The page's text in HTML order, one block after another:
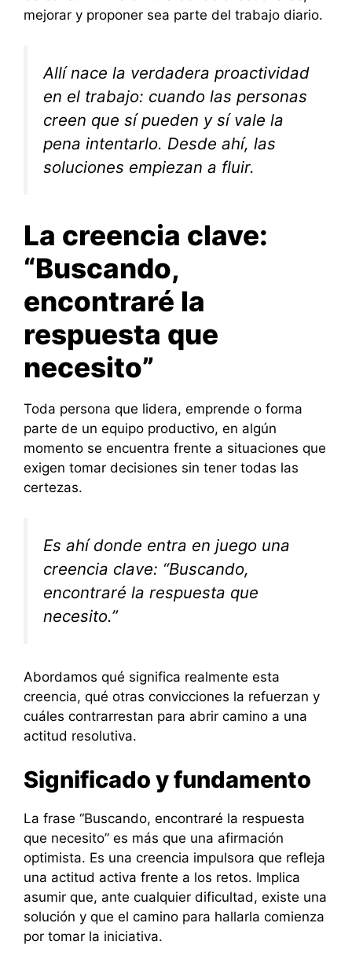
mejorar y proponer sea parte del trabajo diario.
Allí nace la verdadera proactividad
en el trabajo: cuando las personas
creen que sí pueden y sí vale la
pena intentarlo. Desde ahí, las
soluciones empiezan a fluir.
La creencia clave:
“Buscando,
encontraré la
respuesta que
necesito”
Toda persona que lidera, emprende o forma
parte de un equipo productivo, en algún
momento se encuentra frente a situaciones que
exigen tomar decisiones sin tener todas las
certezas.
Es ahí donde entra en juego una
creencia clave: “Buscando,
encontraré la respuesta que
necesito.”
Abordamos qué significa realmente esta
creencia, qué otras convicciones la refuerzan y
cuáles contrarrestan para abrir camino a una
actitud resolutiva.
Significado y fundamento
La frase “Buscando, encontraré la respuesta
que necesito” es más que una afirmación
optimista. Es una creencia impulsora que refleja
una actitud activa frente a los retos. Implica
asumir que, ante cualquier dificultad, existe una
solución y que el camino para hallarla comienza
por tomar la iniciativa.